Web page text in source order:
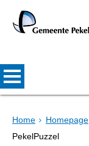
Home Homepage
PekelPuzzel